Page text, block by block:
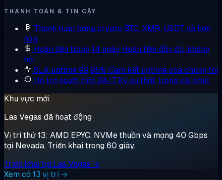
THANH TOÁN & TIN CẬY
Thanh toán bằng crypto BTC, XMR, USDT và hơn
nữa
Hoàn tiền trong 14 ngày Hoàn tiền đầy đủ, không
hỏi
SLA uptime 99,95% Cam kết uptime của chúng tôi
Hỗ trợ người thật 24/7 Kỹ sư thật, trong vài phút
Khu vực mới
Las Vegas đã hoạt động
Vị trí thứ 13: AMD EPYC, NVMe thuần và mạng 40 Gbps
tại Nevada. Triển khai trong 60 giây.
Triển khai tại Las Vegas →
Xem cả 13 vị trí →